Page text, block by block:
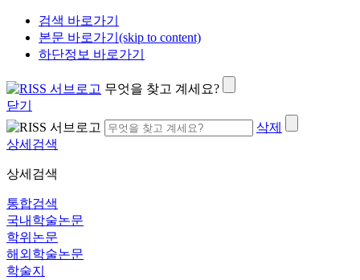
검색 바로가기
본문 바로가기(skip to content)
하단정보 바로가기
무엇을 찾고 계세요?
닫기
삭제
상세검색
상세검색
통합검색
국내학술논문
학위논문
해외학술논문
학술지